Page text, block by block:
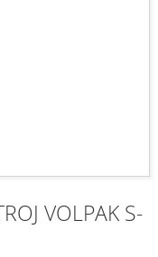
VOLPAK S-